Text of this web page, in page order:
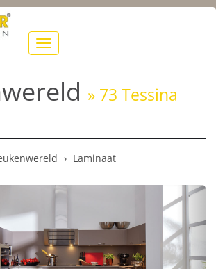
Toon
navigatie
» 73 Tessina
Laminaat